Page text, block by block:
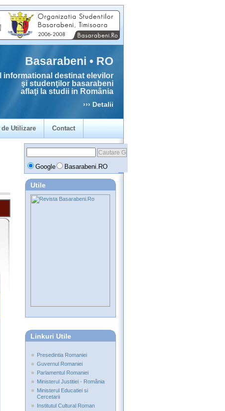
Basarabeni • RO
informational destinat elevilor
şi studenţilor basarabeni
aflaţi la studii in România
››› Detalii
Utilizare Contact
Google Basarabeni.RO
Utile
Linkuri Utile
Presedintia Romaniei
Guvernul Romaniei
Parlamentul Romaniei
Ministerul Justitiei - România
Ministerul Educatiei si
Cercetarii
Institutul Cultural Roman